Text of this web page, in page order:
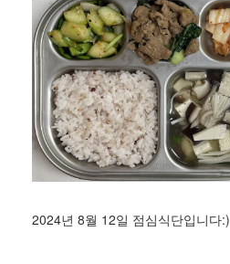
2024년 8월 12일 점심식단입니다:)